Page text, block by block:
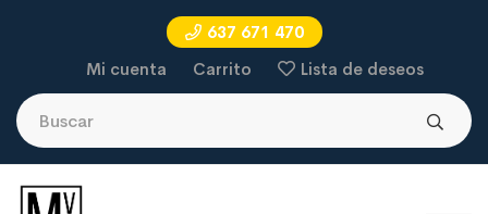
637 671 470
Mi cuenta
Carrito Lista de deseos